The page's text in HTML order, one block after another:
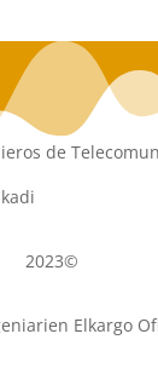
de
2023©
Elkargo